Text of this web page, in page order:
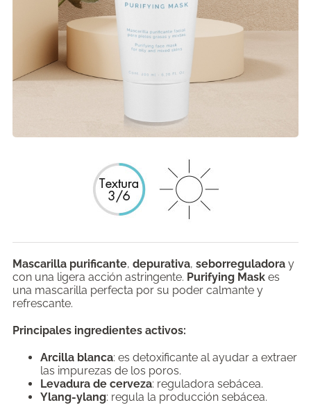
Mascarilla purificante,depurativa,seborreguladora y
con una ligera acción astringente. Purifying Mask es
una mascarilla perfecta por su poder calmante y
refrescante.
Principales ingredientes activos:
Arcilla blanca: es detoxificante al ayudar a extraer
las impurezas de los poros.
Levadura de cerveza: reguladora sebácea.
Ylang-ylang: regula la producción sebácea.